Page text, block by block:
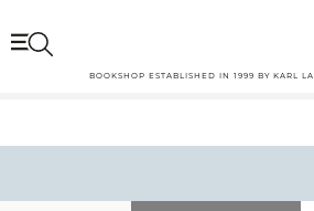
BOOKSHOP ESTABLISHED IN 1999 BY KARL